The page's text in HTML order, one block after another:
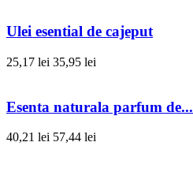
Ulei esential de cajeput
25,17 lei 35,95 lei
Esenta naturala parfum de...
40,21 lei 57,44 lei